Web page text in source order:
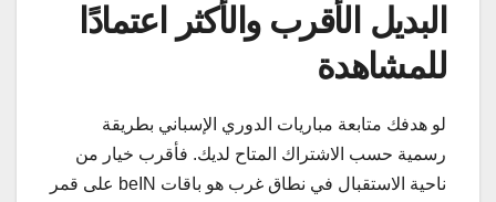
البديل الأقرب والأكثر اعتمادًا
للمشاهدة
لو هدفك متابعة مباريات الدوري الإسباني بطريقة
رسمية حسب الاشتراك المتاح لديك. فأقرب خيار من
ناحية الاستقبال في نطاق غرب هو باقات beIN على قمر